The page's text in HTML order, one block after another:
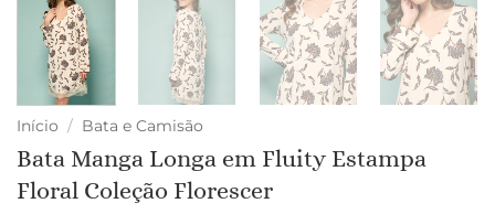
Início / Bata e Camisão
Bata Manga Longa em Fluity Estampa
Floral Coleção Florescer